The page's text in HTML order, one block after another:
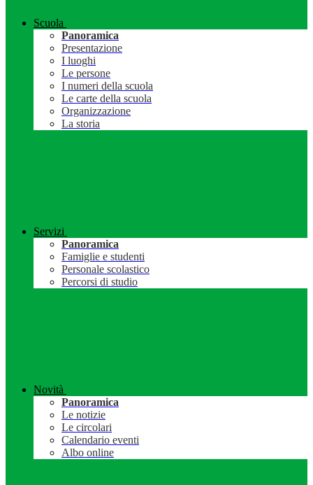
Scuola
Panoramica
Presentazione
I luoghi
Le persone
I numeri della scuola
Le carte della scuola
Organizzazione
La storia
Servizi
Panoramica
Famiglie e studenti
Personale scolastico
Percorsi di studio
Novità
Panoramica
Le notizie
Le circolari
Calendario eventi
Albo online